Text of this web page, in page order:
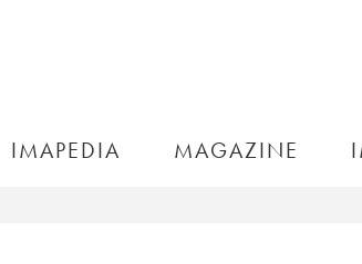
IMAPEDIA MAGAZINE